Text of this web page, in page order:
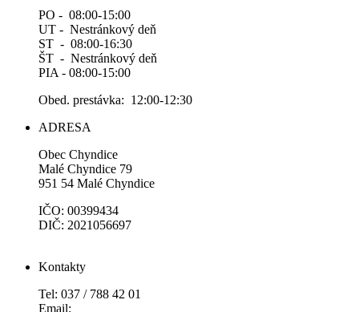
PO - 08:00-15:00
UT - Nestránkový deň
ST - 08:00-16:30
ŠT - Nestránkový deň
PIA - 08:00-15:00
Obed. prestávka: 12:00-12:30
ADRESA
Obec Chyndice
Malé Chyndice 79
951 54 Malé Chyndice
IČO: 00399434
DIČ: 2021056697
Kontakty
Tel: 037 / 788 42 01
Email: